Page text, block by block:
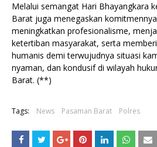
Melalui semangat Hari Bhayangkara
Barat juga menegaskan
meningkatkan profesionalisme,
ketertiban masyarakat, serta
humanis demi terwujudnya situasi
nyaman, dan kondusif di wilayah
Barat. (**)
Tags: News Pasaman Barat Polres